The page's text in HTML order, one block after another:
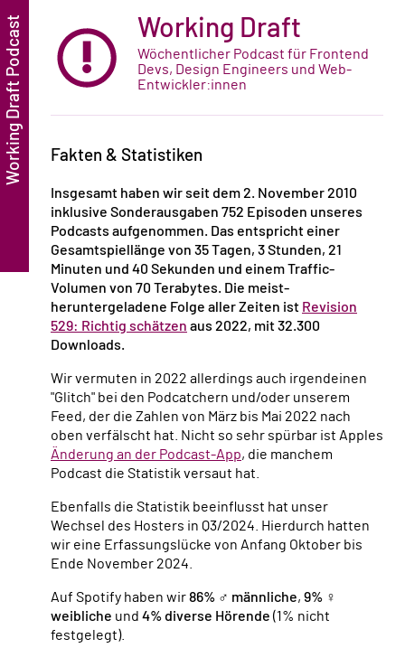
Working Draft
Wöchentlicher Podcast für Frontend
Devs, Design Engineers und Web-
Entwickler:innen
Fakten & Statistiken
Insgesamt haben wir seit dem2. November 2010
inklusive Sonderausgaben 752 Episoden unseres
Podcasts aufgenommen. Das entspricht einer
Gesamtspiellänge von 35 Tagen, 3 Stunden, 21
Minuten und 40 Sekunden und einem Traffic-
Volumen von 70 Terabytes. Die meist-
heruntergeladene Folge aller Zeiten ist Revision
529: Richtig schätzen aus 2022, mit32.300
Downloads.
Wir vermuten in 2022 allerdings auch irgendeinen
"Glitch" bei den Podcatchern und/oder unserem
Feed, der die Zahlen von März bis Mai 2022 nach
oben verfälscht hat. Nicht so sehr spürbar ist Apples
Änderung an der Podcast-App, die manchem
Podcast die Statistik versaut hat.
Ebenfalls die Statistik beeinflusst hat unser
Wechsel des Hosters in Q3/2024. Hierdurch hatten
wir eine Erfassungslücke von Anfang Oktober bis
Ende November 2024.
Auf Spotify haben wir86% ♂ männliche, 9% ♀
weibliche und 4% diverse Hörende (1% nicht
festgelegt).